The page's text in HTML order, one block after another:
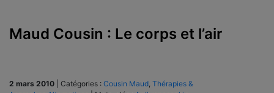
Maud Cousin : Le corps et l’air
2 mars 2010 Catégories : Cousin Maud Thérapies &